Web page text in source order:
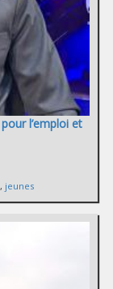
l’emploi et
, jeunes